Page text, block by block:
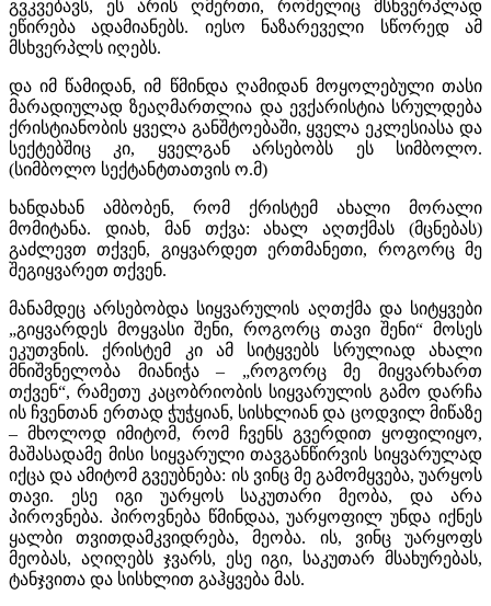
გვკვებავს, ეს არის ღმერთი, რომელიც მსხვერპლად
ეწირება ადამიანებს. იესო ნაზარეველი სწორედ ამ
მსხვერპლს იღებს.
და იმ წამიდან, იმ წმინდა ღამიდან მოყოლებული თასი
მარადიულად ზეაღმართლია და ევქარისტია სრულდება
ქრისტიანობის ყველა განშტოებაში, ყველა ეკლესიასა და
სექტებშიც კი, ყველგან არსებობს ეს სიმბოლო.
(სიმბოლო სექტანტთათვის ო.მ)
ხანდახან ამბობენ, რომ ქრისტემ ახალი მორალი
მომიტანა. დიახ, მან თქვა: ახალ აღთქმას (მცნებას)
გაძლევთ თქვენ, გიყვარდეთ ერთმანეთი, როგორც მე
შეგიყვარეთ თქვენ.
მანამდეც არსებობდა სიყვარულის აღთქმა და სიტყვები
„გიყვარდეს მოყვასი შენი, როგორც თავი შენი“ მოსეს
ეკუთვნის. ქრისტემ კი ამ სიტყვებს სრულიად ახალი
მნიშვნელობა მიანიჭა – „როგორც მე მიყვარხართ
თქვენ“, რამეთუ კაცობრიობის სიყვარულის გამო დარჩა
ის ჩვენთან ერთად ჭუჭყიან, სისხლიან და ცოდვილ მიწაზე
– მხოლოდ იმიტომ, რომ ჩვენს გვერდით ყოფილიყო,
მაშასადამე მისი სიყვარული თავგანწირვის სიყვარულად
იქცა და ამიტომ გვეუბნება: ის ვინც მე გამომყვება, უარყოს
თავი. ესე იგი უარყოს საკუთარი მეობა, და არა
პიროვნება. პიროვნება წმინდაა, უარყოფილ უნდა იქნეს
ყალბი თვითდამკვიდრება, მეობა. ის, ვინც უარყოფს
მეობას, აღიღებს ჯვარს, ესე იგი, საკუთარ მსახურებას,
ტანჯვითა და სისხლით გაჰყვება მას.